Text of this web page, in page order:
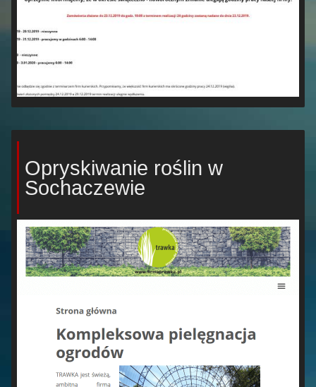
Opryskiwanie roślin w
Sochaczewie